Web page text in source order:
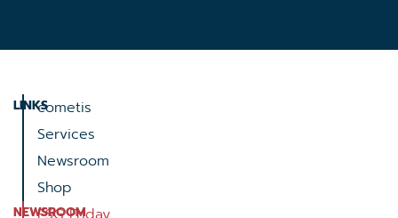
LINKScometis
Services
Newsroom
Shop
NEWSROOM